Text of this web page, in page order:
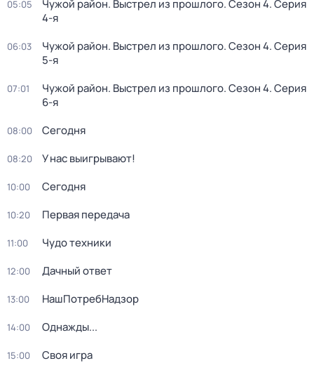
05:05 Чужой район. Выстрел из прошлого. Сезон 4. Серия
4-я
06:03 Чужой район. Выстрел из прошлого. Сезон 4. Серия
5-я
07:01 Чужой район. Выстрел из прошлого. Сезон 4. Серия
6-я
08:00 Сегодня
08:20 У нас выигрывают!
10:00 Сегодня
10:20 Первая передача
11:00 Чудо техники
12:00 Дачный ответ
13:00 НашПотребНадзор
14:00 Однажды...
15:00 Своя игра